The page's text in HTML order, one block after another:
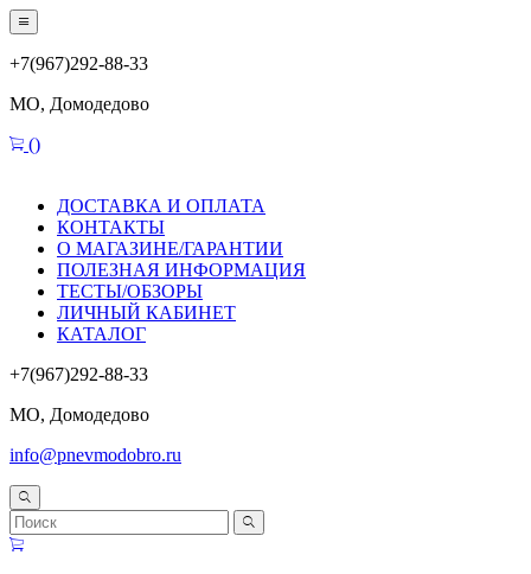
+7(967)292-88-33
МО, Домодедово
()
ДОСТАВКА И ОПЛАТА
КОНТАКТЫ
О МАГАЗИНЕ/ГАРАНТИИ
ПОЛЕЗНАЯ ИНФОРМАЦИЯ
ТЕСТЫ/ОБЗОРЫ
ЛИЧНЫЙ КАБИНЕТ
КАТАЛОГ
+7(967)292-88-33
МО, Домодедово
info@pnevmodobro.ru